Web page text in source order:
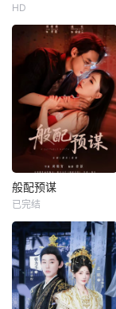
HD
般配预谋
已完结